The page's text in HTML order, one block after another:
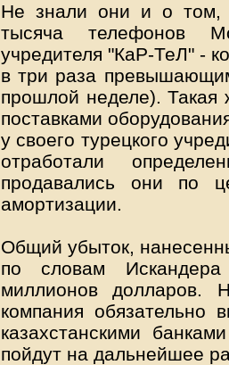
Не знали они и о том,
тысяча телефонов
учредителя "КаР-ТеЛ" -
в три раза
прошлой неделе). Такая
поставками
у своего турецкого
отработали
продавались они по
амортизации.
Общий убыток,
по словам
миллионов
компания обязательно
казахстанскими
пойдут на дальнейшее